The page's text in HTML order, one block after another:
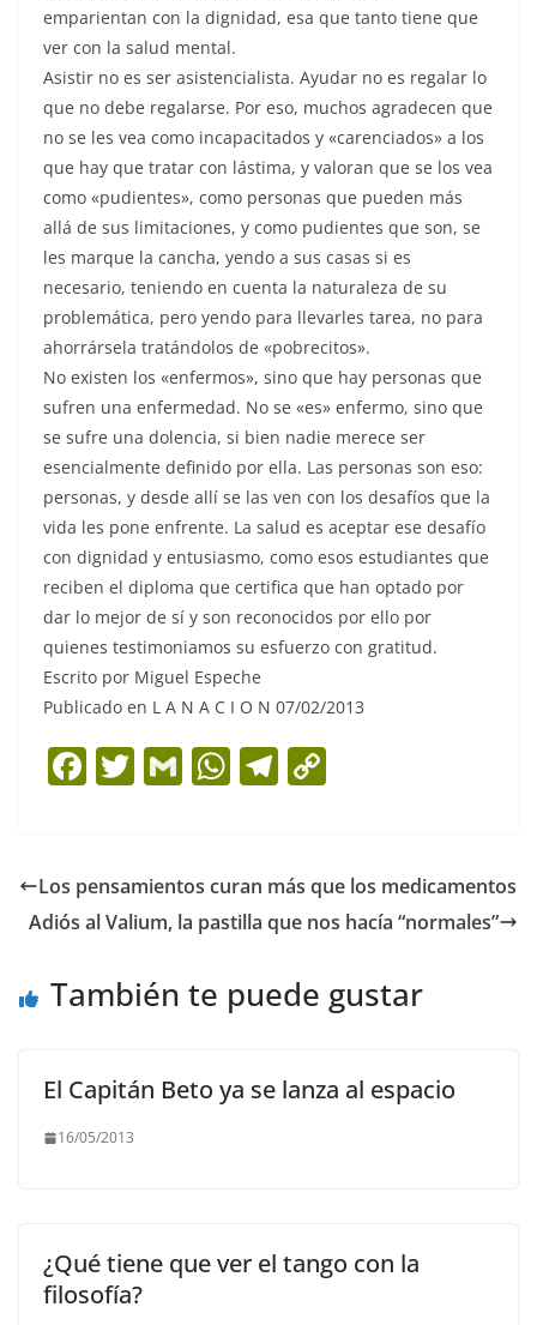
emparientan con la dignidad, esa que tanto tiene que
ver con la salud mental.
Asistir no es ser asistencialista. Ayudar no es regalar lo
que no debe regalarse. Por eso, muchos agradecen que
no se les vea como incapacitados y «carenciados» a los
que hay que tratar con lástima, y valoran que se los vea
como «pudientes», como personas que pueden más
allá de sus limitaciones, y como pudientes que son, se
les marque la cancha, yendo a sus casas si es
necesario, teniendo en cuenta la naturaleza de su
problemática, pero yendo para llevarles tarea, no para
ahorrársela tratándolos de «pobrecitos».
No existen los «enfermos», sino que hay personas que
sufren una enfermedad. No se «es» enfermo, sino que
se sufre una dolencia, si bien nadie merece ser
esencialmente definido por ella. Las personas son eso:
personas, y desde allí se las ven con los desafíos que la
vida les pone enfrente. La salud es aceptar ese desafío
con dignidad y entusiasmo, como esos estudiantes que
reciben el diploma que certifica que han optado por
dar lo mejor de sí y son reconocidos por ello por
quienes testimoniamos su esfuerzo con gratitud.
Escrito por Miguel Espeche
Publicado en L A N A C I O N 07/02/2013
F
e
b
o
T
er
G
l
W
s
A
p
T
gr
a
y
Li
k
Los pensamientos curan más que los medicamentos
Adiós al Valium, la pastilla que nos hacía “normales”
También te puede gustar
El Capitán Beto ya se lanza al espacio
16/05/2013
¿Qué tiene que ver el tango con la
filosofía?